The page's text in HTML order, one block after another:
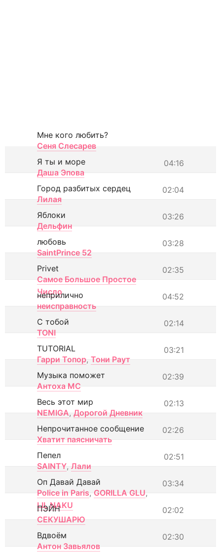
Мне кого любить?
Сеня Слесарев
04:16
Я ты и море
Даша Эпова
02:04
Город разбитых сердец
Лилая
03:26
Яблоки
Дельфин
03:28
любовь
SaintPrince 52
02:35
Privet
Самое Большое Простое
Число
04:52
неприлично
неисправность
02:14
С тобой
TONI
03:21
TUTORIAL
Гарри Топор, Тони Раут
02:39
Музыка поможет
Антоха МС
02:13
Весь этот мир
NEMIGA, Дорогой Дневник
02:26
Непрочитанное сообщение
Хватит паясничать
02:51
Пепел
SAINTY, Лали
03:34
Оп Давай Давай
Police in Paris, GORILLA GLU,
LIL NAKU
02:02
ПЭЙН
СЕКУШАРЮ
02:30
Вдвоём
Антон Завьялов